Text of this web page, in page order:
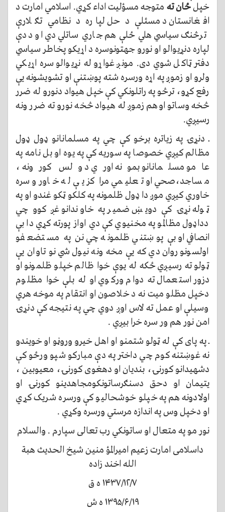
خپلځان ته متوجه مسؤلیت اداء کړي. اسلامي امارت د
افغانستان د مسئلې د حل لپاره د نظامي تګلارې
ترڅنګ سیاسي هلي ځلې هم جاري ساتلي دي او ددې
لپاره دنړیوالو او نورو جهتونوسره د اړیکو پخاطر سیاسي
دفتر ټاکل شوي دی. مونږ غواړو له نړیوالو سره اړیکي
ولرو او زموږ په اړه ورسره شته پوښتنې او تشویشونه یې
رفع کړو، ترڅو په راتلونکي کې خپل هیواد دنورو له ضرر
څخه وساتو اوهم زموږ له هیواد څخه نورو ته ضرر ونه
رسیږي.
ــ دنړۍ په زیاتره برخو کې چي په مسلمانانو ډول ډول
مظالم کیږي خصوصا په سوریه کې په یوه او بل نامه په
عامو مسلمانانو بمونه اوري د ولس کورونه ،
مساجد،صحي او تعلیمي مرا کز یې له خاورو سره
خاوري کیږي موږ دا ډول ظلمونه په کلکو ټکو غندو او په
ټوله نړۍ کې دویښ ضمیر په خاوندانو غږ کوو چي
دداډول مظالمو په مخنیوي کې دي اواز پورته کړي دا بې
انصافي او بې پوښتني ظلمونه چي نن په مستضعفو
اولسونو روان دي که یې مخه ونه نیول شي نو تاوان یې
ټولو ته رسیږي ځکه له یوې خوا ظالم خپلو ظلمونو او
دزور استعمال ته دوام ورکوي او له بلې خوا مظلوم
دخپل مظلو میت نه د خلاصون او انتقام په موخه هري
وسیلې او عمل ته لاس اوږ دوي چي په نتیجه کې دنړۍ
امن نور هم ور سره خرا بیږي .
ــ په پای کې له ټولو شتمنو او اهل خیرو وروڼو او خویندو
نه غوښتنه کوم چي داختر په دې مبارکو شپو ورځو کې
دشهیدانو کورنۍ، بندیان او دهغوی کورنۍ، معیوبین ،
یتیمان او دحق دسنګرساتونکومجاهدینو کورنۍ او
اولادونه هم په خپلو خوشحالیو کې ورسره شریک کړي
او دخپل وس په اندازه مرستي ورسره وکړي .
نور مو په متعال او ساتونکي رب تعالی سپارم . والسلام
داسلامی امارت زعیم امیرالمؤ منین شیخ الحدیث هبة
الله اخند زاده
۱۴۳۷/۱۲/۷ ه ق
۱۳۹۵/۶/۱۹ ه ش